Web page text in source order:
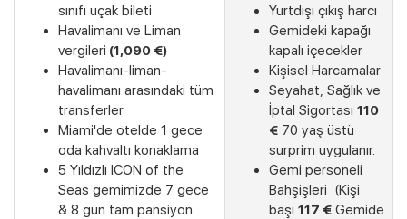
sınıfı uçak bileti
Havalimanı ve Liman
vergileri (1,090 €)
Havalimanı-liman-
havalimanı arasındaki tüm
transferler
Miami'de otelde 1 gece
oda kahvaltı konaklama
5 Yıldızlı ICON of the
Seas gemimizde 7 gece
& 8 gün tam pansiyon
Yurtdışı çıkış harcı
Gemideki kapağı
kapalı içecekler
Kişisel Harcamalar
Seyahat, Sağlık ve
İptal Sigortası 110
€ 70 yaş üstü
surprim uygulanır.
Gemi personeli
Bahşişleri (Kişi
başı 117 € Gemide